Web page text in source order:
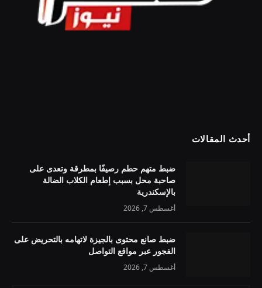
أحدث المقالات
ضبط متهم حطم رصيفًا بمطرقة وتعدى على
صاحبة محل بسبب إطعام الكلاب الضالة
بالإسكندرية
أغسطس 7, 2026
ضبط صانع محتوى بالجيزة لاتهامه بالتحريض على
الفجور عبر مواقع التواصل
أغسطس 7, 2026